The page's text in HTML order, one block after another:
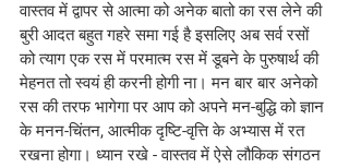
वास्तव में द्वापर से आत्मा को अनेक बातो का रस लेने की
बुरी आदत बहुत गहरे समा गई है इसलिए अब सर्व रसों
को त्याग एक रस में परमात्म रस में डूबने के पुरुषार्थ की
मेहनत तो स्वयं ही करनी होगी ना। मन बार बार अनेको
रस की तरफ भागेगा पर आप को अपने मन-बुद्धि को ज्ञान
के मनन-चिंतन, आत्मीक दृष्टि-वृत्ति के अभ्यास में रत
रखना होगा। ध्यान रखे - वास्तव में ऐसे लौकिक संगठन